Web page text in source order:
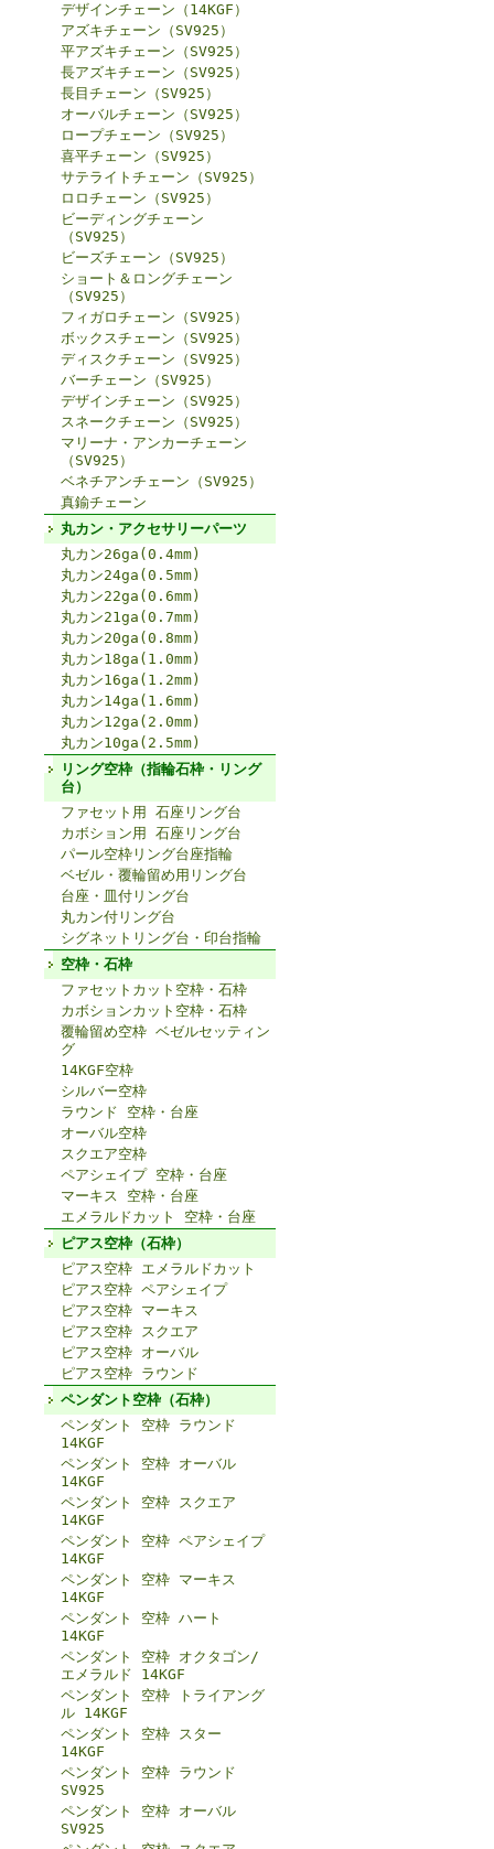
デザインチェーン（14KGF）
アズキチェーン（SV925）
平アズキチェーン（SV925）
長アズキチェーン（SV925）
長目チェーン（SV925）
オーバルチェーン（SV925）
ロープチェーン（SV925）
喜平チェーン（SV925）
サテライトチェーン（SV925）
ロロチェーン（SV925）
ビーディングチェーン
（SV925）
ビーズチェーン（SV925）
ショート＆ロングチェーン
（SV925）
フィガロチェーン（SV925）
ボックスチェーン（SV925）
ディスクチェーン（SV925）
バーチェーン（SV925）
デザインチェーン（SV925）
スネークチェーン（SV925）
マリーナ・アンカーチェーン
（SV925）
ベネチアンチェーン（SV925）
真鍮チェーン
丸カン・アクセサリーパーツ
丸カン26ga(0.4mm)
丸カン24ga(0.5mm)
丸カン22ga(0.6mm)
丸カン21ga(0.7mm)
丸カン20ga(0.8mm)
丸カン18ga(1.0mm)
丸カン16ga(1.2mm)
丸カン14ga(1.6mm)
丸カン12ga(2.0mm)
丸カン10ga(2.5mm)
リング空枠（指輪石枠・リング
台）
ファセット用 石座リング台
カボション用 石座リング台
パール空枠リング台座指輪
ベゼル・覆輪留め用リング台
台座・皿付リング台
丸カン付リング台
シグネットリング台・印台指輪
空枠・石枠
ファセットカット空枠・石枠
カボションカット空枠・石枠
覆輪留め空枠 ベゼルセッティン
グ
14KGF空枠
シルバー空枠
ラウンド 空枠・台座
オーバル空枠
スクエア空枠
ペアシェイプ 空枠・台座
マーキス 空枠・台座
エメラルドカット 空枠・台座
ピアス空枠（石枠）
ピアス空枠 エメラルドカット
ピアス空枠 ペアシェイプ
ピアス空枠 マーキス
ピアス空枠 スクエア
ピアス空枠 オーバル
ピアス空枠 ラウンド
ペンダント空枠（石枠）
ペンダント 空枠 ラウンド
14KGF
ペンダント 空枠 オーバル
14KGF
ペンダント 空枠 スクエア
14KGF
ペンダント 空枠 ペアシェイプ
14KGF
ペンダント 空枠 マーキス
14KGF
ペンダント 空枠 ハート
14KGF
ペンダント 空枠 オクタゴン/
エメラルド 14KGF
ペンダント 空枠 トライアング
ル 14KGF
ペンダント 空枠 スター
14KGF
ペンダント 空枠 ラウンド
SV925
ペンダント 空枠 オーバル
SV925